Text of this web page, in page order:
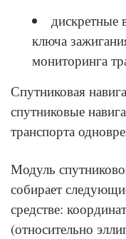
дискретные
ключа
мониторинга
Спутниковая
спутниковые
транспорта
Модуль
собирает
средстве:
(относительно